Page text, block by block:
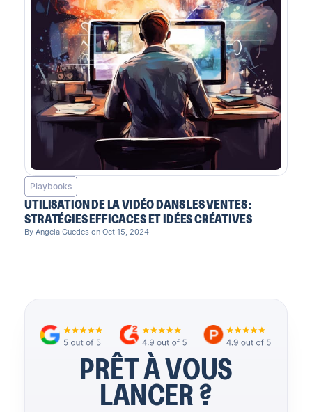
Playbooks
UTILISATION DE LA VIDÉO DANS LES VENTES :
STRATÉGIES EFFICACES ET IDÉES CRÉATIVES
By Angela Guedes on Oct 15, 2024
PRÊT À VOUS
LANCER ?